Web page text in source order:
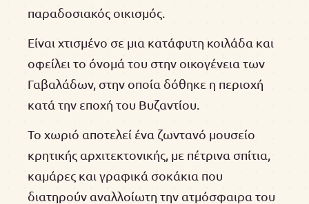
παραδοσιακός οικισμός.
Είναι χτισμένο σε μια κατάφυτη κοιλάδα και
οφείλει το όνομά του στην οικογένεια των
Γαβαλάδων, στην οποία δόθηκε η περιοχή
κατά την εποχή του Βυζαντίου.
Το χωριό αποτελεί ένα ζωντανό μουσείο
κρητικής αρχιτεκτονικής, με πέτρινα σπίτια,
καμάρες και γραφικά σοκάκια που
διατηρούν αναλλοίωτη την ατμόσφαιρα του